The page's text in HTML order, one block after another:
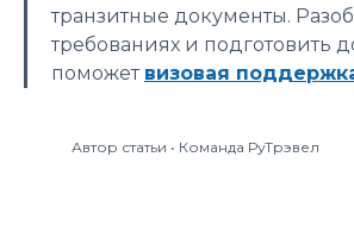
транзитные документы.
требованиях и подготовить
поможет визовая
Автор статьи • Команда РуТрэвел